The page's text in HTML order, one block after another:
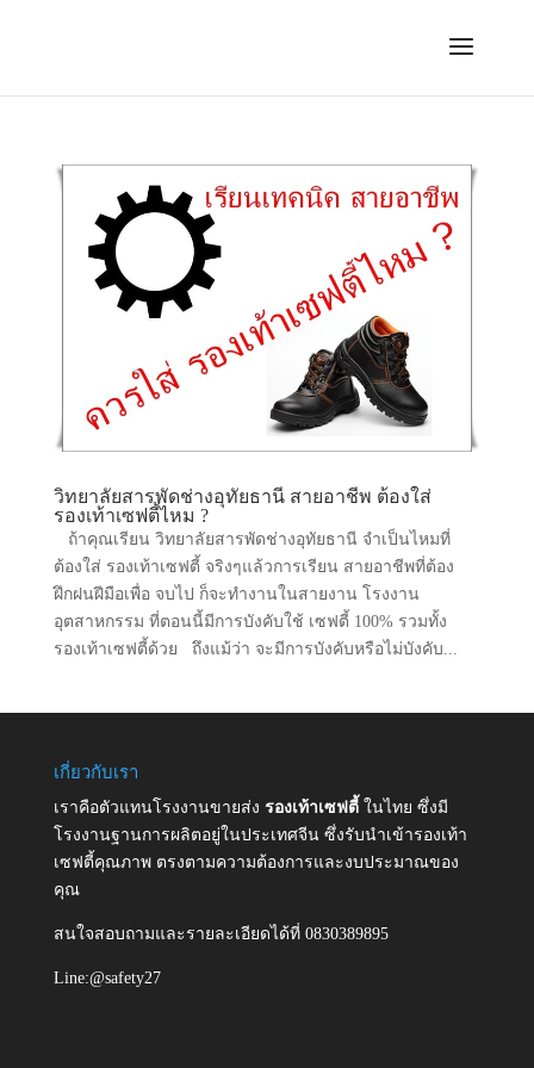
วิทยาลัยสารพัดช่างอุทัยธานี สายอาชีพ ต้องใส่
รองเท้าเซฟตี้ไหม ?
ถ้าคุณเรียน วิทยาลัยสารพัดช่างอุทัยธานี จำเป็นไหมที่
ต้องใส่ รองเท้าเซฟตี้ จริงๆแล้วการเรียน สายอาชีพที่ต้อง
ฝึกฝนฝีมือเพื่อ จบไป ก็จะทำงานในสายงาน โรงงาน
อุตสาหกรรม ที่ตอนนี้มีการบังคับใช้ เซฟตี้ 100% รวมทั้ง
รองเท้าเซฟตี้ด้วย ถึงแม้ว่า จะมีการบังคับหรือไม่บังคับ...
เกี่ยวกับเรา
เราคือตัวแทนโรงงานขายส่ง รองเท้าเซฟตี้ ในไทย ซึ่งมี
โรงงานฐานการผลิตอยู่ในประเทศจีน ซึ่งรับนำเข้ารองเท้า
เซฟตี้คุณภาพ ตรงตามความต้องการและงบประมาณของ
คุณ
สนใจสอบถามและรายละเอียดได้ที่ 0830389895
Line:@safety27